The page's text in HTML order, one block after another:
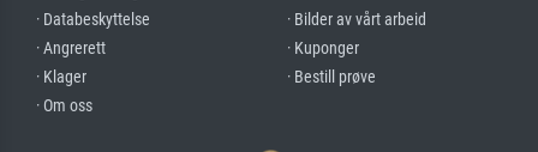
· Databeskyttelse
· Angrerett
· Klager
· Om oss
· Bilder av vårt arbeid
· Kuponger
· Bestill prøve